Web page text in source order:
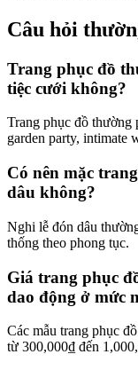
Câu hỏi
Trang phục đồ
tiệc cưới không?
Trang phục đồ thường
garden party, intimate
Có nên mặc
dâu không?
Nghi lễ đón dâu
thống theo phong tục.
Giá trang phục
dao động ở mức
Các mẫu trang phục
từ 300,000₫ đến